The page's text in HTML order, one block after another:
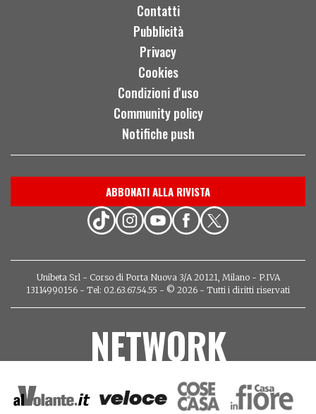
Contatti
Pubblicità
Privacy
Cookies
Condizioni d'uso
Community policy
Notifiche push
ABBONATI ALLA RIVISTA
Unibeta Srl - Corso di Porta Nuova 3/A 20121, Milano - P.IVA
13114990156 - Tel: 02.63.67.54.55 - © 2026 - Tutti i diritti riservati
NETWORK